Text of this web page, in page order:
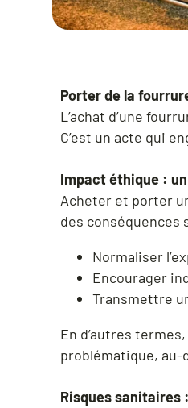
Porter de la
L’achat d’une
C’est un acte qui
Impact éthique :
Acheter et porter
des conséquences
Normaliser
Encourager
Transmettre
En d’autres
problématique, au-
Risques sanitaires